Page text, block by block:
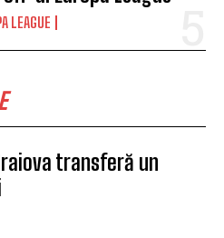
LEAGUE
transferă un